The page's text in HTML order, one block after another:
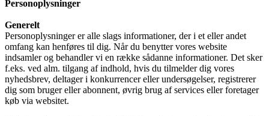
Personoplysninger
Generelt
Personoplysninger er alle slags informationer, der i et eller andet
omfang kan henføres til dig. Når du benytter vores website
indsamler og behandler vi en række sådanne informationer. Det sker
f.eks. ved alm. tilgang af indhold, hvis du tilmelder dig vores
nyhedsbrev, deltager i konkurrencer eller undersøgelser, registrerer
dig som bruger eller abonnent, øvrig brug af services eller foretager
køb via websitet.